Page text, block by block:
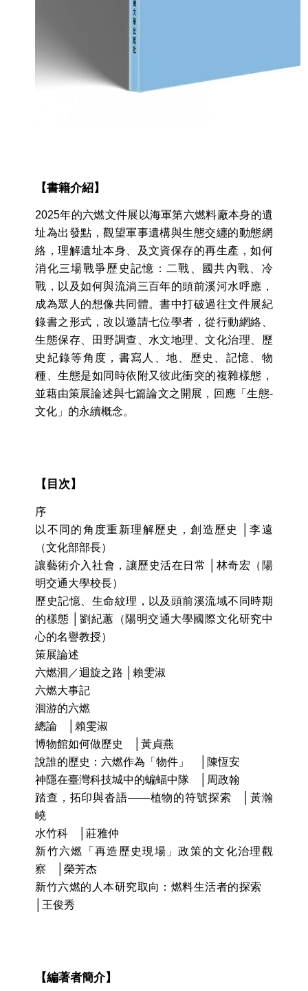
【書籍介紹】
2025年的六燃文件展以海軍第六燃料廠本身的遺
址為出發點，觀望軍事遺構與生態交纏的動態網
絡，理解遺址本身、及文資保存的再生產，如何
消化三場戰爭歷史記憶：二戰、國共內戰、冷
戰，以及如何與流淌三百年的頭前溪河水呼應，
成為眾人的想像共同體。書中打破過往文件展紀
錄書之形式，改以邀請七位學者，從行動網絡、
生態保存、田野調查、水文地理、文化治理、歷
史紀錄等角度，書寫人、地、歷史、記憶、物
種、生態是如同時依附又彼此衝突的複雜樣態，
並藉由策展論述與七篇論文之開展，回應「生態-
文化」的永續概念。
【目次】
序
以不同的角度重新理解歷史，創造歷史 │李遠
（文化部部長）
讓藝術介入社會，讓歷史活在日常 │林奇宏（陽
明交通大學校長）
歷史記憶、生命紋理，以及頭前溪流域不同時期
的樣態 │劉紀蕙（陽明交通大學國際文化研究中
心的名譽教授）
策展論述
六燃洄／迴旋之路 │賴雯淑
六燃大事記
洄游的六燃
總論　│賴雯淑
博物館如何做歷史　│黃貞燕
說誰的歷史：六燃作為「物件」　│陳恆安
神隱在臺灣科技城中的蝙蝠中隊　│周政翰
踏查，拓印與沓語——植物的符號探索　│黃瀚
嶢
水竹科　│莊雅仲
新竹六燃「再造歷史現場」政策的文化治理觀
察　│榮芳杰
新竹六燃的人本研究取向：燃料生活者的探索
│王俊秀
【編著者簡介】